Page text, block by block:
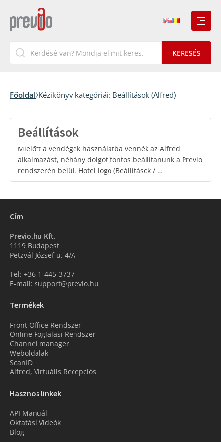
Főoldal Kézikönyv kategóriái: Beállítások (Alfred)
Beállítások
Mielőtt a vendégek használatba vennék az Alfred
alkalmazást, néhány dolgot fontos beállítanunk a Previo
rendszerén belül. Hotel logo (Beállítások / …
Cím
Previo.hu Kft.
1119 Budapest
Petzvál József u. 4/A
Tel: +36-1-445-3737
E-mail: support@previo.hu
Termékek
Front Office Rendszer
Online Foglalási Rendszer
Channel manager
Weboldalak
ScanID
Alfred, Virtuális Recepciós
Hasznos linkek
API Manuál
Oktatási Videók
Blog